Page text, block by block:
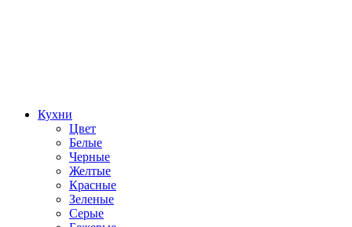
Кухни
Цвет
Белые
Черные
Желтые
Красные
Зеленые
Серые